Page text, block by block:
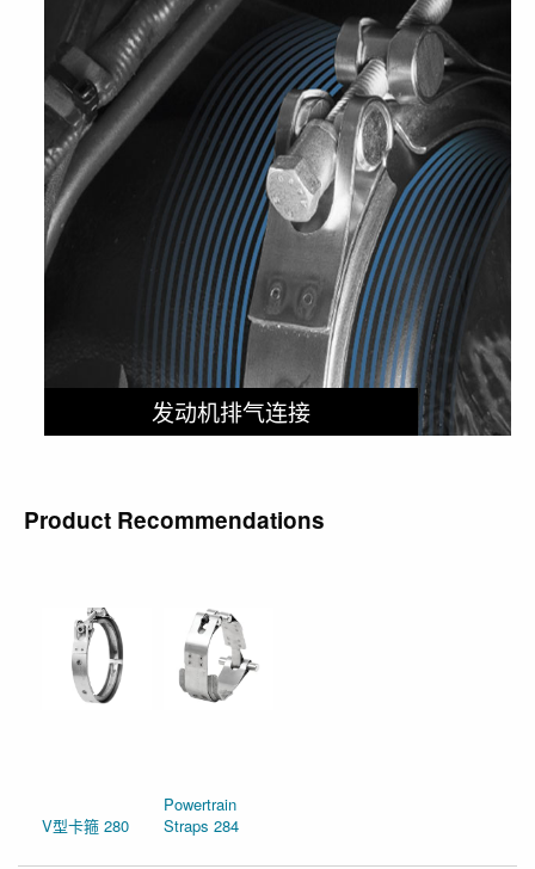
发动机排气连接
Product Recommendations
V型卡箍 280
Powertrain
Straps 284